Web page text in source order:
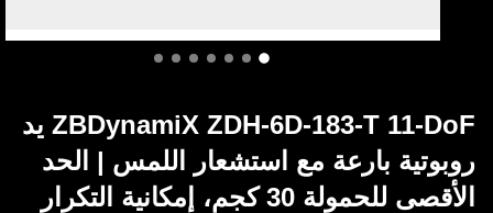
ZBDynamiX ZDH-6D-183-T 11-DoF يد
بارعة مع استشعار اللمس | الحد
الأقصى للحمولة 30 كجم، إمكانية التكرار